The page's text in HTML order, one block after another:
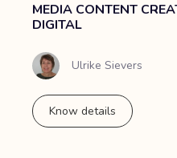
MEDIA CONTENT
DIGITAL
Ulrike Sievers
Know details